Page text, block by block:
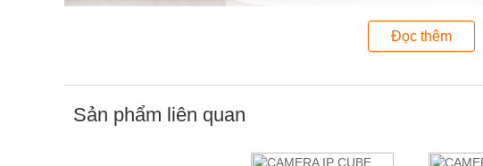
Không có điểm mù
Theo dõi mọi ngóc ngách chỉ với một camera wifi không dây
Đọc thêm
Sản phẩm liên quan